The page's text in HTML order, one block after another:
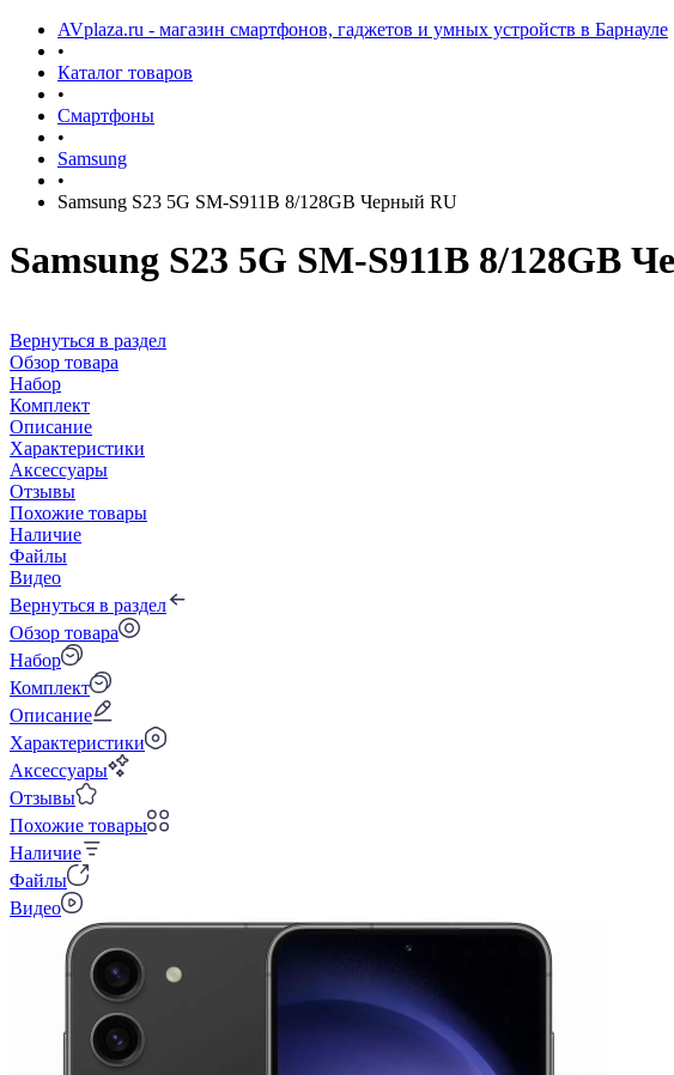
AVplaza.ru - магазин смартфонов, гаджетов и умных устройств в Барнауле
•
Каталог товаров
•
Смартфоны
•
Samsung
•
Samsung S23 5G SM-S911B 8/128GB Черный RU
Samsung S23 5G SM-S911B 8/128GB
Вернуться в раздел
Обзор товара
Набор
Комплект
Описание
Характеристики
Аксессуары
Отзывы
Похожие товары
Наличие
Файлы
Видео
Вернуться в раздел
Обзор товара
Набор
Комплект
Описание
Характеристики
Аксессуары
Отзывы
Похожие товары
Наличие
Файлы
Видео